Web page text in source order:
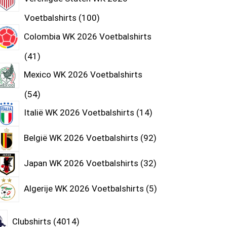
Voetbalshirts 100
Colombia WK 2026 Voetbalshirts
41
Mexico WK 2026 Voetbalshirts
54
Italië WK 2026 Voetbalshirts 14
België WK 2026 Voetbalshirts 92
Japan WK 2026 Voetbalshirts 32
Algerije WK 2026 Voetbalshirts 5
Clubshirts 4014